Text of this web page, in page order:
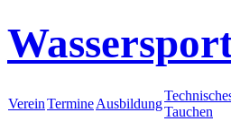
VereinTermineAusbildung
Tauchen